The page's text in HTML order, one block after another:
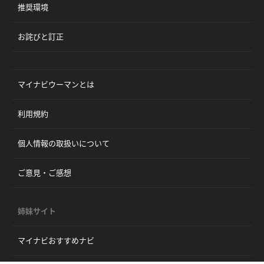
推奨環境
お詫びと訂正
マイナビウーマンとは
利用規約
個人情報の取扱いについて
ご意見・ご感想
姉妹サイト
マイナビおすすめナビ